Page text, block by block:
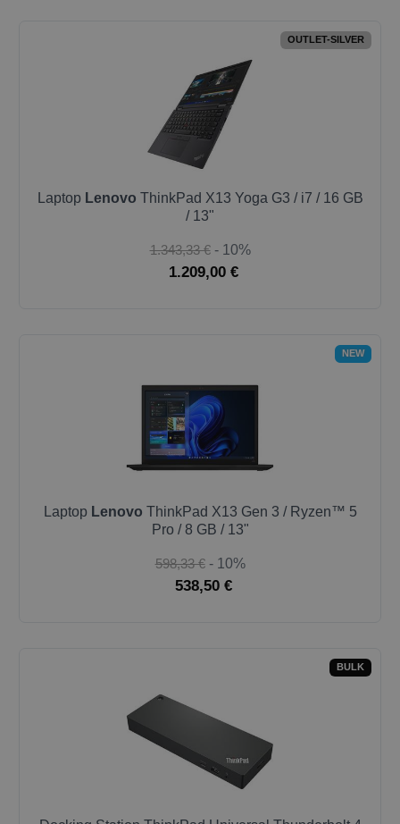
OUTLET-SILVER
Laptop Lenovo ThinkPad X13 Yoga G3 / i7 / 16 GB
/ 13"
1.343,33 € - 10%
1.209,00 €
NEW
Laptop Lenovo ThinkPad X13 Gen 3 / Ryzen™ 5
Pro / 8 GB / 13"
598,33 € - 10%
538,50 €
BULK